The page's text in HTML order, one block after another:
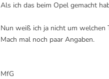
Als ich das beim Opel gemacht
Nun weiß ich ja nicht um welchen
Mach mal noch paar Angaben.
MfG